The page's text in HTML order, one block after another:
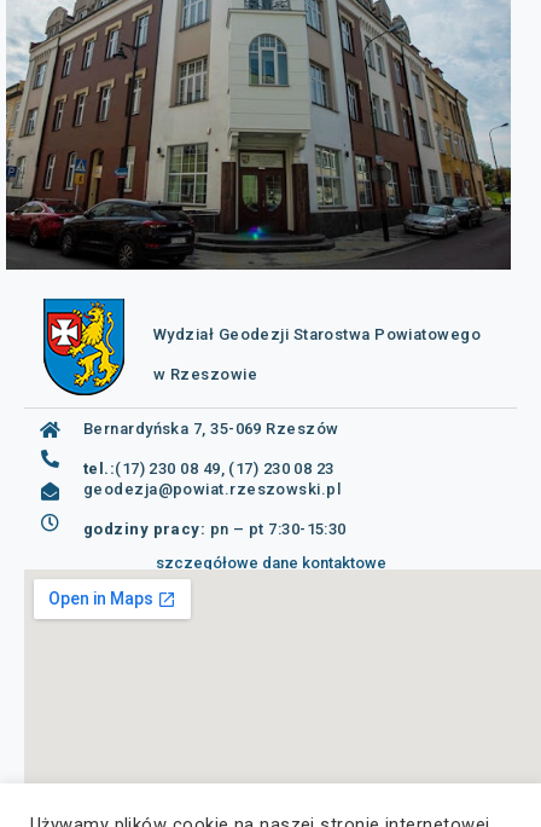
Wydział Geodezji Starostwa Powiatowego
w Rzeszowie
Bernardyńska 7, 35-069 Rzeszów
tel.:(17) 230 08 49, (17) 230 08 23
geodezja@powiat.rzeszowski.pl
godziny pracy: pn – pt 7:30-15:30
szczegółowe dane kontaktowe